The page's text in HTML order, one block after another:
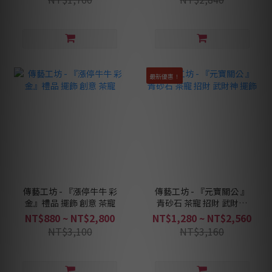
傳藝工坊 - 『漲停牛牛 彩
金』禮品 擺飾 創意 茶寵
NT$880 ~ NT$2,800
NT$3,100
最新優惠！
傳藝工坊 - 『元寶關公 』
青砂石 茶寵 招財 武財神
擺飾
NT$1,280 ~ NT$2,560
NT$3,160